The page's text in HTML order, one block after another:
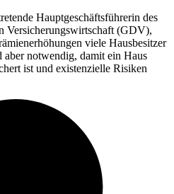
Hauptgeschäftsführerin des
Versicherungswirtschaft (GDV),
viele Hausbesitzer
aber notwendig, damit ein Haus
ist und existenzielle Risiken